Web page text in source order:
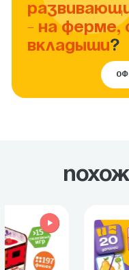
- НА ФЕРМЕ,
ВКЛАДЫШИ?